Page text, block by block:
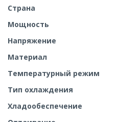
Страна
Мощность
Напряжение
Материал
Температурный режим
Тип охлаждения
Хладообеспечение